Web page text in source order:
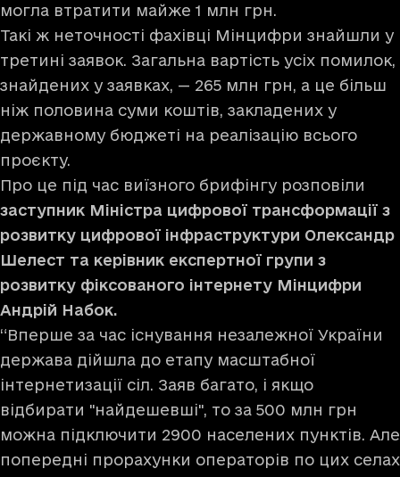
могла втратити майже 1 млн грн.
Такі ж неточності фахівці Мінцифри знайшли у
третині заявок. Загальна вартість усіх помилок,
знайдених у заявках, — 265 млн грн, а це більш
ніж половина суми коштів, закладених у
державному бюджеті на реалізацію всього
проєкту.
Про це під час виїзного брифінгу розповіли
заступник Міністра цифрової трансформації з
розвитку цифрової інфраструктури Олександр
Шелест та керівник експертної групи з
розвитку фіксованого інтернету Мінцифри
Андрій Набок.
“Вперше за час існування незалежної України
держава дійшла до етапу масштабної
інтернетизації сіл. Заяв багато, і якщо
відбирати "найдешевші", то за 500 млн грн
можна підключити 2900 населених пунктів. Але
попередні прорахунки операторів по цих селах